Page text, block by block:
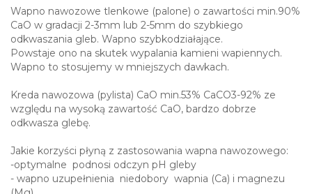
jednym z ważniejszych makroelementów wpływających na
wzrost roślin
- nawożenie zapobiega obniżeniu się żyzności gleby
Wapna są przeznaczone do upraw:
-buraki cukrowe
-zborza
-kukurydza
-rzepak
-ogrodnictwo
-warzywnictwo
-sady
-uprawy szklarniowe
-inne